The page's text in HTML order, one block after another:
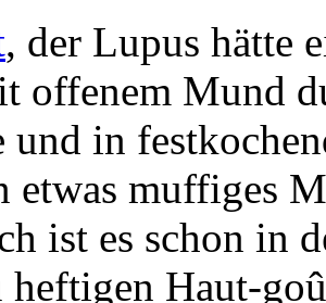
, der Lupus hätte
offenem Mund
und in
etwas muffiges
ist es schon in
Haut-